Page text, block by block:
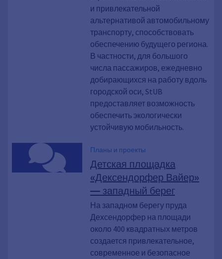
и привлекательной
альтернативой автомобильному
транспорту, способствовать
обеспечению будущего региона.
В частности, для большого
числа пассажиров, ежедневно
добирающихся на работу вдоль
городской оси, StUB
предоставляет возможность
обеспечить экологически
устойчивую мобильность.
Планы и проекты
Детская площадка
«Дексендорфер Вайер»
— западный берег
На западном берегу пруда
Дехсендорфер на площади
около 400 квадратных метров
создается привлекательное,
современное и безопасное